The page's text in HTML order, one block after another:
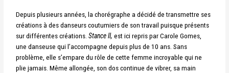
Depuis plusieurs années, la chorégraphe a décidé de transmettre ses
créations à des danseurs coutumiers de son travail puisque présents
sur différentes créations.Stance II,est ici repris par Carole Gomes,
une danseuse qui l’accompagne depuis plus de 10 ans. Sans
problème, elle s’empare du rôle de cette femme incroyable qui ne
plie jamais. Même allongée, son dos continue de vibrer, sa main